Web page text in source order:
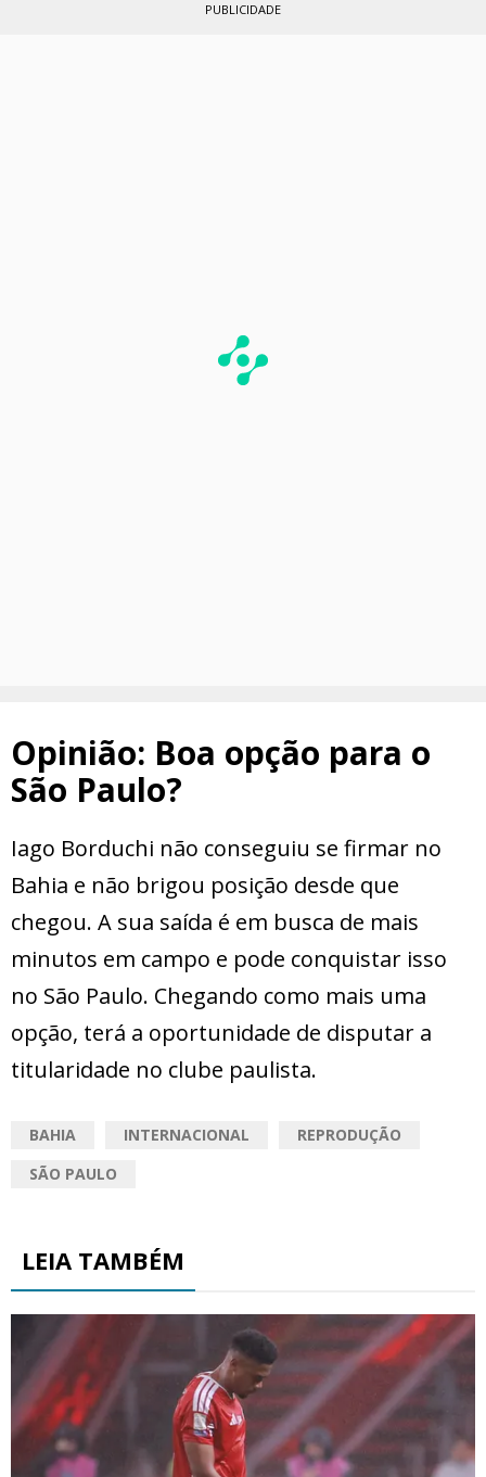
PUBLICIDADE
Opinião: Boa opção para o
São Paulo?
Iago Borduchi não conseguiu se firmar no
Bahia e não brigou posição desde que
chegou. A sua saída é em busca de mais
minutos em campo e pode conquistar isso
no São Paulo. Chegando como mais uma
opção, terá a oportunidade de disputar a
titularidade no clube paulista.
BAHIA INTERNACIONAL
REPRODUÇÃO
SÃO PAULO
LEIA TAMBÉM